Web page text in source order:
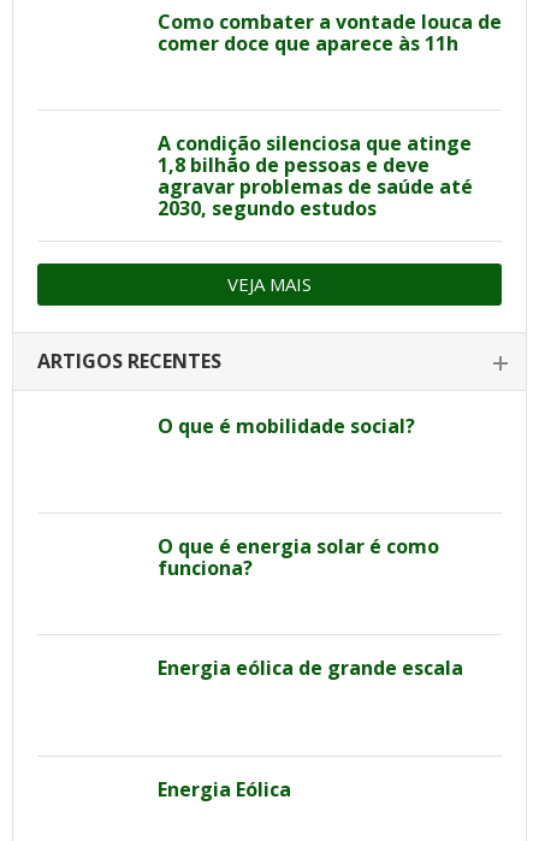
Como combater a vontade louca de
comer doce que aparece às 11h
A condição silenciosa que atinge
1,8 bilhão de pessoas e deve
agravar problemas de saúde até
2030, segundo estudos
VEJA MAIS
ARTIGOS RECENTES
O que é mobilidade social?
O que é energia solar é como
funciona?
Energia eólica de grande escala
Energia Eólica